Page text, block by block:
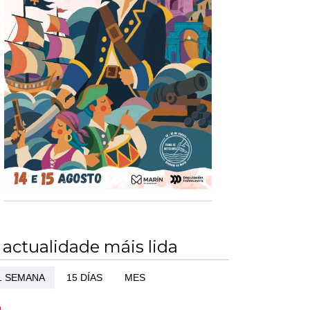
actualidade máis lida
SEMANA 15 DÍAS MES